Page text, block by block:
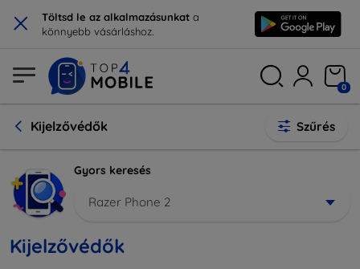
× Töltsd le az alkalmazásunkat a
könnyebb vásárláshoz.
0
Kijelzővédők Szűrés
Gyors keresés
Razer Phone 2
Kijelzővédők